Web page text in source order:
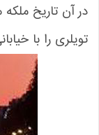
آن تاریخ ملکه
را با